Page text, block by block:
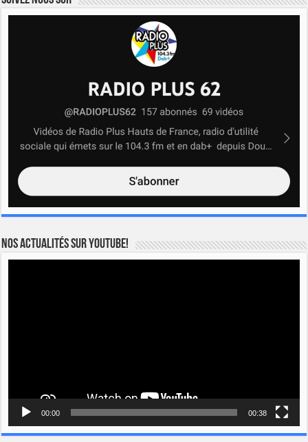
Nos actualités sur YOUTUBE!
00:00 00:38